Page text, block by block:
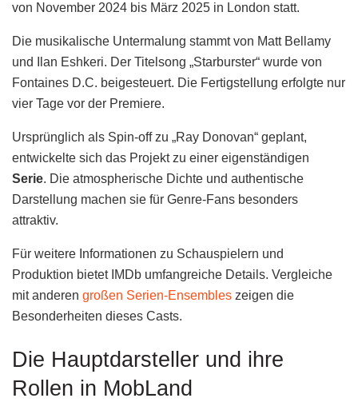
von November 2024 bis März 2025 in London statt.
Die musikalische Untermalung stammt von Matt Bellamy
und Ilan Eshkeri. Der Titelsong „Starburster“ wurde von
Fontaines D.C. beigesteuert. Die Fertigstellung erfolgte nur
vier Tage vor der Premiere.
Ursprünglich als Spin-off zu „Ray Donovan“ geplant,
entwickelte sich das Projekt zu einer eigenständigen
Serie. Die atmospherische Dichte und authentische
Darstellung machen sie für Genre-Fans besonders
attraktiv.
Für weitere Informationen zu Schauspielern und
Produktion bietet IMDb umfangreiche Details. Vergleiche
mit anderen großen Serien-Ensembles zeigen die
Besonderheiten dieses Casts.
Die Hauptdarsteller und ihre
Rollen in MobLand